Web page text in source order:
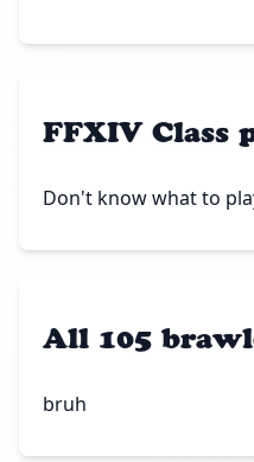
FFXIV Class
Don't know what to
All 105
bruh